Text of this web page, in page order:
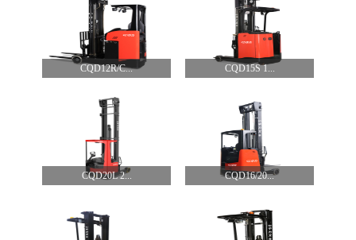
CQD12R/C... CQD15S 1...
CQD20L 2... CQD16/20...